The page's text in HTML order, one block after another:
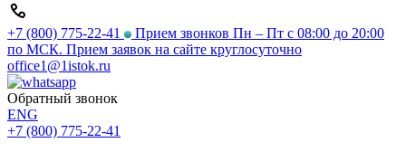
+7 (800) 775-22-41
Прием звонков Пн – Пт с 08:00 до 20:00
по МСК. Прием заявок на сайте круглосуточно
office1@1istok.ru
Обратный звонок
ENG
+7 (800) 775-22-41